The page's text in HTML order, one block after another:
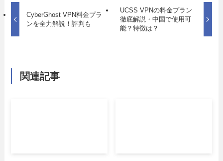
CyberGhost VPN料金プラ
ンを全力解説！評判も
UCSS VPNの料金プラン
徹底解説・中国で使用可
能？特徴は？
関連記事